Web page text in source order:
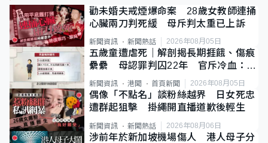
勸未婚夫戒煙爆命案 28歲女教師連捅
心臟兩刀判死緩 母斥判太重已上訴
新聞資訊 新聞熱話 2026年08月05日
五歲童遭虐死｜解剖揭長期捱餓、傷痕
纍纍 母認罪判囚22年 官斥冷血：同
類案最惡劣
新聞資訊 港聞 首頁新聞 2026年08月05日
偶像「不點名」談粉絲越界 日女死忠
遭群起狙擊 掛繩開直播道歉後輕生
新聞資訊 新聞熱話 2026年08月06日
涉前年於新加坡機場傷人 港人母子分